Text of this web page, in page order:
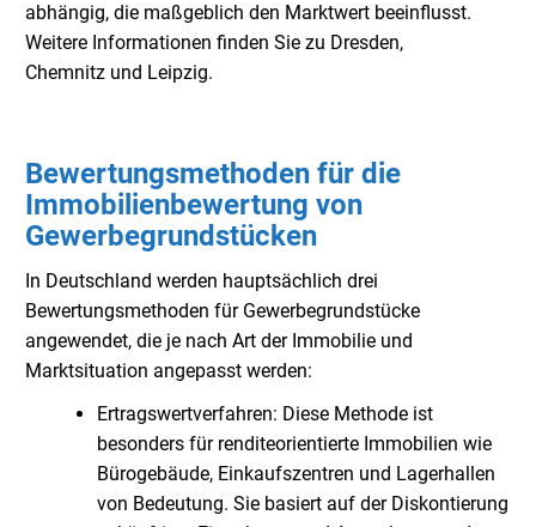
abhängig, die maßgeblich den Marktwert beeinflusst.
Weitere Informationen finden Sie zu Dresden,
Chemnitz und Leipzig.
Bewertungsmethoden für die
Immobilienbewertung von
Gewerbegrundstücken
In Deutschland werden hauptsächlich drei
Bewertungsmethoden für Gewerbegrundstücke
angewendet, die je nach Art der Immobilie und
Marktsituation angepasst werden:
Ertragswertverfahren: Diese Methode ist
besonders für renditeorientierte Immobilien wie
Bürogebäude, Einkaufszentren und Lagerhallen
von Bedeutung. Sie basiert auf der Diskontierung